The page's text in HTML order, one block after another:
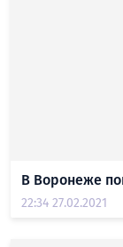
В Воронеже
22:34 27.02.2021